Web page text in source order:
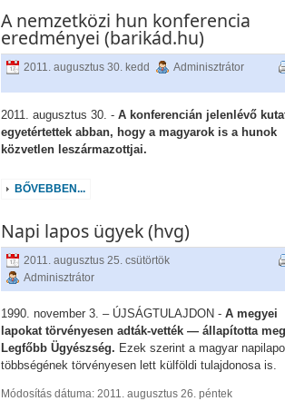
A nemzetközi hun konferencia
eredményei (barikád.hu)
2011. augusztus 30. kedd Adminisztrátor
2011. augusztus 30. - A konferencián jelenlévő
egyetértettek abban, hogy a magyarok is a hunok
közvetlen leszármazottjai.
BŐVEBBEN...
Napi lapos ügyek (hvg)
2011. augusztus 25. csütörtök
Adminisztrátor
1990. november 3. – ÚJSÁGTULAJDON - A megyei
lapokat törvényesen adták-vették — állapította
Legfőbb Ügyészség. Ezek szerint a magyar
többségének törvényesen lett külföldi tulajdonosa is.
Módosítás dátuma: 2011. augusztus 26. péntek